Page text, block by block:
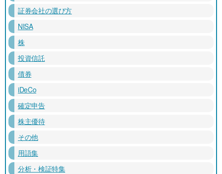
証券会社の選び方
NISA
株
投資信託
債券
iDeCo
確定申告
株主優待
その他
用語集
分析・検証特集